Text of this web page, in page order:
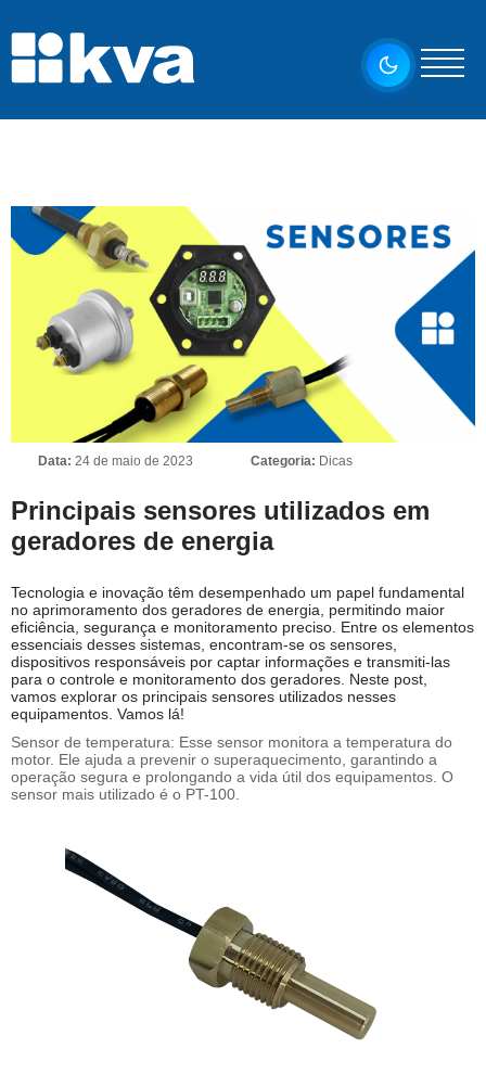
Data: 24 de maio de 2023 Categoria: Dicas
Principais sensores utilizados em
geradores de energia
Tecnologia e inovação têm desempenhado um papel fundamental
no aprimoramento dos geradores de energia, permitindo maior
eficiência, segurança e monitoramento preciso. Entre os elementos
essenciais desses sistemas, encontram-se os sensores,
dispositivos responsáveis por captar informações e transmiti-las
para o controle e monitoramento dos geradores. Neste post,
vamos explorar os principais sensores utilizados nesses
equipamentos. Vamos lá!
Sensor de temperatura: Esse sensor monitora a temperatura do
motor. Ele ajuda a prevenir o superaquecimento, garantindo a
operação segura e prolongando a vida útil dos equipamentos. O
sensor mais utilizado é o PT-100.